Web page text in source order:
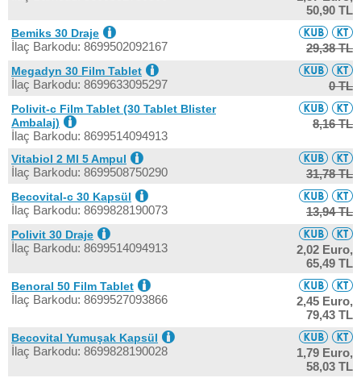
50,90 TL
Bemiks 30 Draje
İlaç Barkodu: 8699502092167 29,38 TL
Megadyn 30 Film Tablet
İlaç Barkodu: 8699633095297 0 TL
Polivit-c Film Tablet (30 Tablet Blister
Ambalaj)
İlaç Barkodu: 8699514094913
8,16 TL
Vitabiol 2 Ml 5 Ampul
İlaç Barkodu: 8699508750290 31,78 TL
Becovital-c 30 Kapsül
İlaç Barkodu: 8699828190073 13,94 TL
Polivit 30 Draje
İlaç Barkodu: 8699514094913
2,02 Euro,
65,49 TL
Benoral 50 Film Tablet
İlaç Barkodu: 8699527093866
2,45 Euro,
79,43 TL
Becovital Yumuşak Kapsül
İlaç Barkodu: 8699828190028
1,79 Euro,
58,03 TL